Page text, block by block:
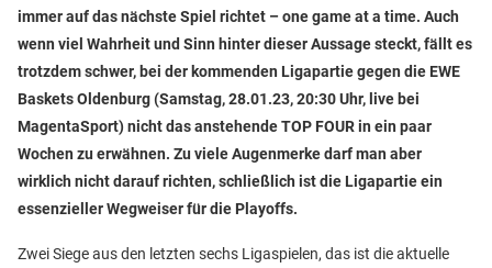
immer auf das nächste Spiel richtet – one game at a time. Auch
wenn viel Wahrheit und Sinn hinter dieser Aussage steckt, fällt es
trotzdem schwer, bei der kommenden Ligapartie gegen die EWE
Baskets Oldenburg (Samstag, 28.01.23, 20:30 Uhr, live bei
MagentaSport) nicht das anstehende TOP FOUR in ein paar
Wochen zu erwähnen. Zu viele Augenmerke darf man aber
wirklich nicht darauf richten, schließlich ist die Ligapartie ein
essenzieller Wegweiser für die Playoffs.
Zwei Siege aus den letzten sechs Ligaspielen, das ist die aktuelle